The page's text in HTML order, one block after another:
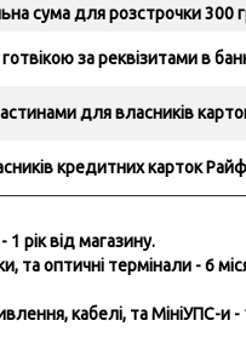
сума для розстрочки 300
за реквізитами в
для власників
кредитних карток
1 рік від магазину.
та оптичні термінали - 6
кабелі, та МініУПС-и -